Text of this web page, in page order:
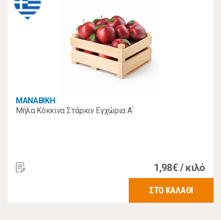
MANABIKH
Μήλα Κόκκινα Στάρκιν Εγχώρια Α΄
1,98€ / κιλό
ΣΤΟ ΚΑΛΑΘΙ